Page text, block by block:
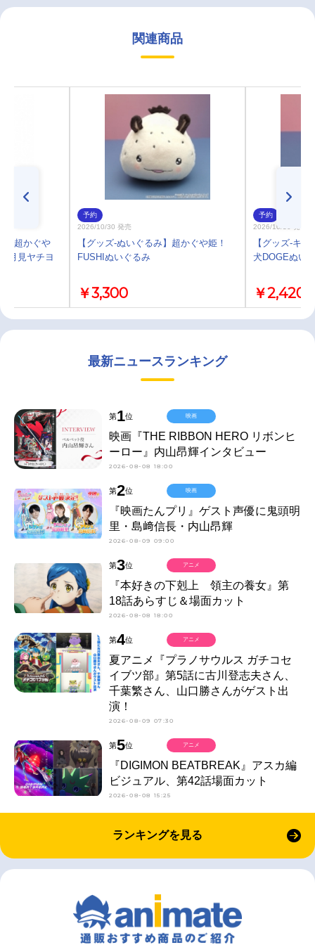
関連商品
】超かぐや
月見ヤチヨ
予約
2026/10/30 発売
【グッズ-ぬいぐるみ】超かぐや姫！
FUSHIぬいぐるみ
￥3,300
予約
2026/10/30 発売
【グッズ-キ
犬DOGEぬい
￥2,420
最新ニュースランキング
第1位
映画『THE RIBBON HERO リボンヒ
ーロー』内山昂輝インタビュー
2026-08-08 18:00
映画
第2位
『映画たんプリ』ゲスト声優に鬼頭明
里・島﨑信長・内山昂輝
2026-08-09 09:00
映画
第3位
『本好きの下剋上 領主の養女』第
18話あらすじ＆場面カット
2026-08-08 18:00
アニメ
第4位
夏アニメ『プラノサウルス ガチコセ
イブツ部』第5話に古川登志夫さん、
千葉繁さん、山口勝さんがゲスト出
演！
2026-08-09 07:30
アニメ
第5位
『DIGIMON BEATBREAK』アスカ編
ビジュアル、第42話場面カット
2026-08-08 15:25
アニメ
ランキングを見る